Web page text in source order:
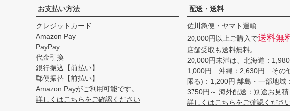
お支払い方法
クレジットカード
Amazon Pay
PayPay
代金引換
銀行振込【前払い】
郵便振替【前払い】
Amazon Payがご利用可能です。
詳しくはこちらをご確認ください
配送・送料
佐川急便・ヤマト運輸
20,000円以上ご購入で送料無
店舗受取も送料無料。
20,000円未満は、北海道：
1,000円 沖縄：2,630円 その
限る)：1,200円 離島・一部地域
3750円～ 海外配送：別途お見積
詳しくはこちらをご確認ください